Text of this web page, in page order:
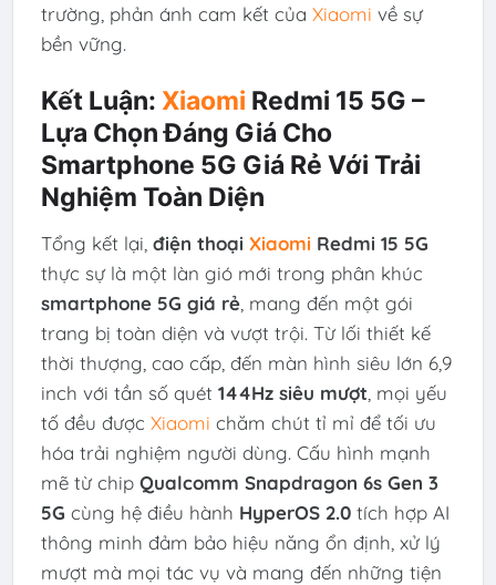
trường, phản ánh cam kết của Xiaomi về sự
bền vững.
Kết Luận: Xiaomi Redmi 15 5G –
Lựa Chọn Đáng Giá Cho
Smartphone 5G Giá Rẻ Với Trải
Nghiệm Toàn Diện
Tổng kết lại, điện thoại Xiaomi Redmi 15 5G
thực sự là một làn gió mới trong phân khúc
smartphone 5G giá rẻ, mang đến một gói
trang bị toàn diện và vượt trội. Từ lối thiết kế
thời thượng, cao cấp, đến màn hình siêu lớn 6,9
inch với tần số quét 144Hz siêu mượt , mọi yếu
tố đều được Xiaomi chăm chút tỉ mỉ để tối ưu
hóa trải nghiệm người dùng. Cấu hình mạnh
mẽ từ chip Qualcomm Snapdragon 6s Gen 3
5G cùng hệ điều hành HyperOS 2.0tích hợp AI
thông minh đảm bảo hiệu năng ổn định, xử lý
mượt mà mọi tác vụ và mang đến những tiện